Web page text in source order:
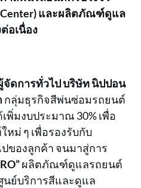
Center) และผลิตภัณฑ์ดูแล
อเนื่อง
จัดการทั่วไป บริษัท นิปปอน
กลุ่มธุรกิจสีพ่นซ่อมรถยนต์
พิ่มงบประมาณ 30% เพื่อ
ม่ ๆ เพื่อรองรับกับ
ของลูกค้า จนมาสู่การ
ผลิตภัณฑ์ดูแลรถยนต์
นย์บริการสีและดูแล